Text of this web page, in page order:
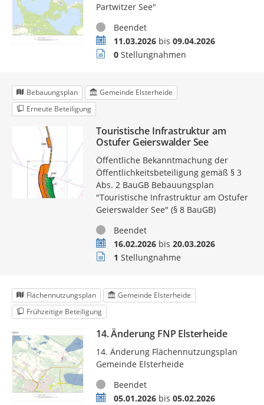
Partwitzer See"
StatusBeendet
Zeitraum11.03.2026bis 09.04.2026
Stellungnahmen
0Stellungnahmen
Bebauungsplan
Gemeinde Elsterheide
Erneute Beteiligung
Touristische Infrastruktur am
Ostufer Geierswalder See
Öffentliche Bekanntmachung der
Öffentlichkeitsbeteiligung gemäß § 3
Abs. 2 BauGB Bebauungsplan
"Touristische Infrastruktur am Ostufer
Geierswalder See" (§ 8 BauGB)
StatusBeendet
Zeitraum16.02.2026bis 20.03.2026
Stellungnahmen
1 Stellungnahme
Flächennutzungsplan
Gemeinde Elsterheide
Frühzeitige Beteiligung
14. Änderung FNP Elsterheide
14. Änderung Flächennutzungsplan
Gemeinde Elsterheide
StatusBeendet
Zeitraum05.01.2026bis 05.02.2026